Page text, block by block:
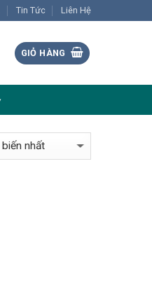
Tin Tức Liên Hệ
GIỎ HÀNG